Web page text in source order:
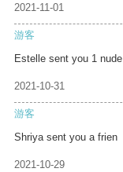
2021-11-01
游客
Estelle sent you 1 nude
2021-10-31
游客
Shriya sent you a frien
2021-10-29